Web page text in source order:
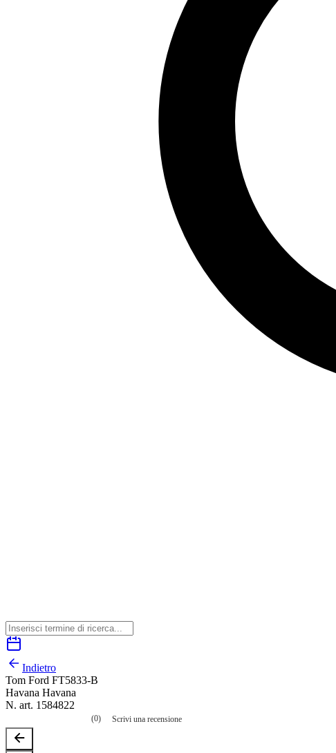
Indietro
Tom Ford FT5833-B
Havana Havana
N. art. 1584822
valutazione
(0) Scrivi una recensione